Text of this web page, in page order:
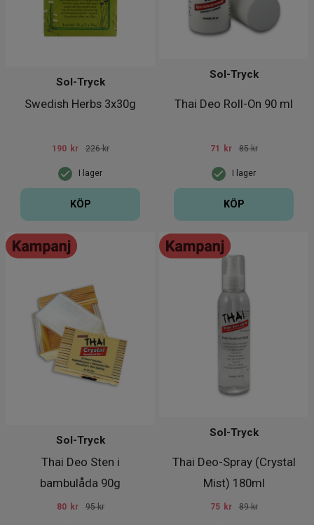
Swedish Herbs 3x30g
Sol-Tryck
I lager
190 kr 226 kr
KÖP
Thai Deo Roll-On 90 ml
Sol-Tryck
I lager
71 kr 85 kr
KÖP
Thai Deo Sten i
bambulåda 90g
Sol-Tryck
80 kr 95 kr
Thai Deo-Spray (Crystal
Mist) 180ml
Sol-Tryck
75 kr 89 kr